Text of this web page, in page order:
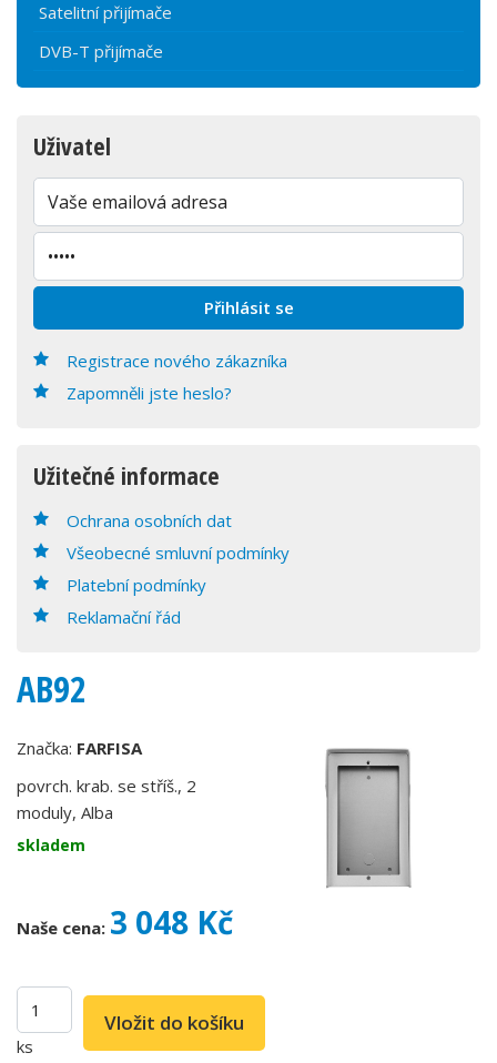
Satelitní přijímače
DVB-T přijímače
Uživatel
Registrace nového zákazníka
Zapomněli jste heslo?
Užitečné informace
Ochrana osobních dat
Všeobecné smluvní podmínky
Platební podmínky
Reklamační řád
AB92
Značka: FARFISA
povrch. krab. se stříš., 2
moduly, Alba
skladem
Naše cena: 3 048 Kč
ks